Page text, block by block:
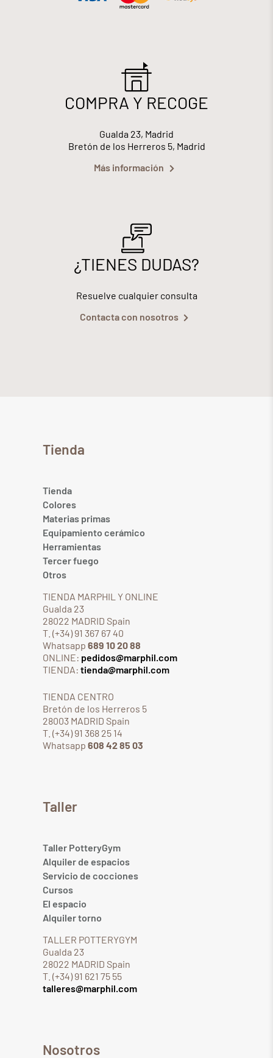
COMPRA Y RECOGE
Gualda 23, Madrid
Bretón de los Herreros 5, Madrid
Más información
¿TIENES DUDAS?
Resuelve cualquier consulta
Contacta con nosotros
Tienda
Tienda
Colores
Materias primas
Equipamiento cerámico
Herramientas
Tercer fuego
Otros
TIENDA MARPHIL Y ONLINE
Gualda 23
28022 MADRID Spain
T. (+34) 91 367 67 40
Whatsapp 689 10 20 88
ONLINE: pedidos@marphil.com
TIENDA: tienda@marphil.com
TIENDA CENTRO
Bretón de los Herreros 5
28003 MADRID Spain
T. (+34) 91 368 25 14
Whatsapp 608 42 85 03
Taller
Taller PotteryGym
Alquiler de espacios
Servicio de cocciones
Cursos
El espacio
Alquiler torno
TALLER POTTERYGYM
Gualda 23
28022 MADRID Spain
T. (+34) 91 621 75 55
talleres@marphil.com
Nosotros